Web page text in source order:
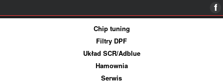
Chip tuning
Filtry DPF
Układ SCR/Adblue
Hamownia
Serwis
Więcej informacji Ok, rozumiem